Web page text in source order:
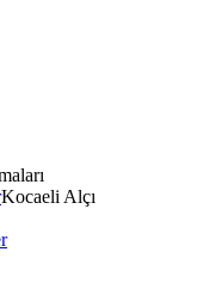
Kocaeli Alçı